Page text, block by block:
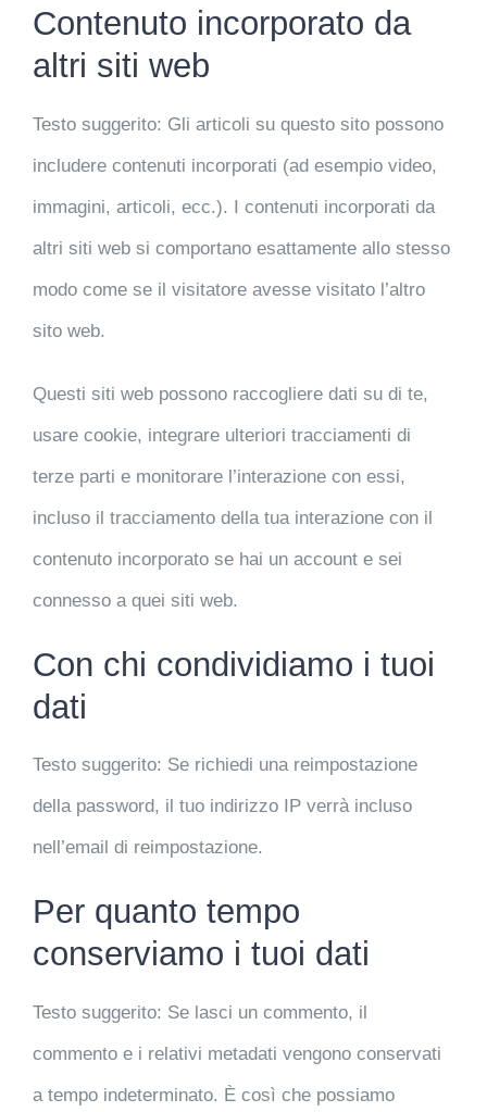
Contenuto incorporato da
altri siti web
Testo suggerito: Gli articoli su questo sito possono
includere contenuti incorporati (ad esempio video,
immagini, articoli, ecc.). I contenuti incorporati da
altri siti web si comportano esattamente allo stesso
modo come se il visitatore avesse visitato l’altro
sito web.
Questi siti web possono raccogliere dati su di te,
usare cookie, integrare ulteriori tracciamenti di
terze parti e monitorare l’interazione con essi,
incluso il tracciamento della tua interazione con il
contenuto incorporato se hai un account e sei
connesso a quei siti web.
Con chi condividiamo i tuoi
dati
Testo suggerito: Se richiedi una reimpostazione
della password, il tuo indirizzo IP verrà incluso
nell’email di reimpostazione.
Per quanto tempo
conserviamo i tuoi dati
Testo suggerito: Se lasci un commento, il
commento e i relativi metadati vengono conservati
a tempo indeterminato. È così che possiamo